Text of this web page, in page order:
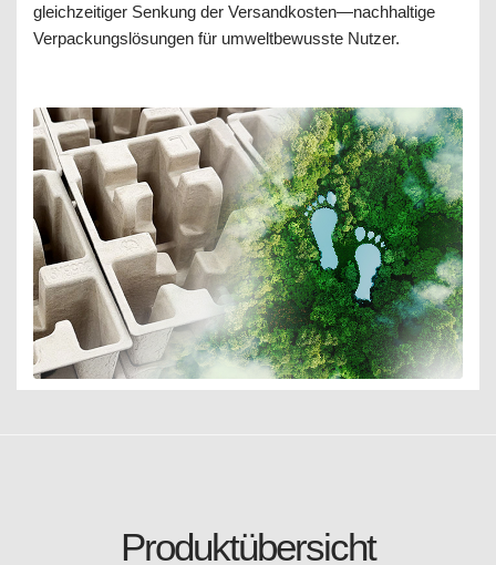
gleichzeitiger Senkung der Versandkosten—nachhaltige
Verpackungslösungen für umweltbewusste Nutzer.
Produktübersicht